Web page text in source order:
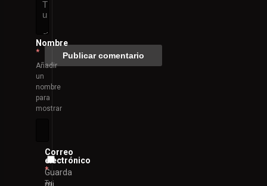
Nombre
*
Añadir
un
nombre
para
mostrar
Correo
electrónico
*
Tu
Guarda
mi